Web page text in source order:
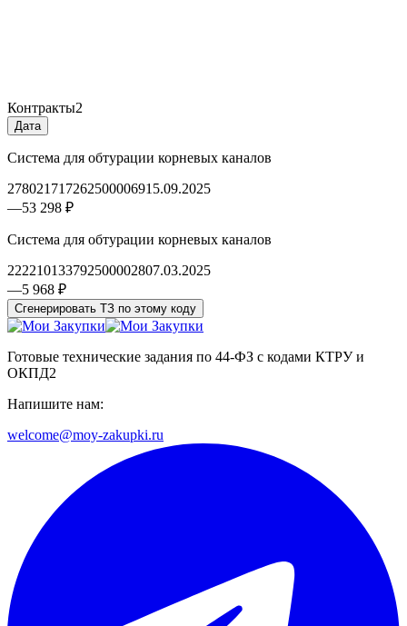
Контракты2
Дата
Система для обтурации корневых каналов
278021717262500006915.09.2025
—53 298 ₽
Система для обтурации корневых каналов
222210133792500002807.03.2025
—5 968 ₽
Сгенерировать ТЗ по этому коду
Готовые технические задания по 44-ФЗ с кодами КТРУ и
ОКПД2
Напишите нам:
welcome@moy-zakupki.ru